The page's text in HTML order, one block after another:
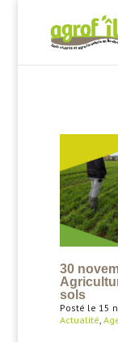
30
sols
Posté le 15
Actualité ,